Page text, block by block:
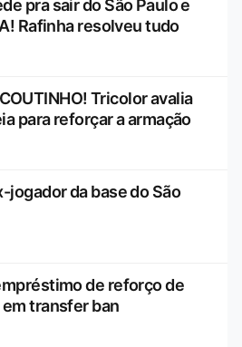
pra sair do São Paulo e
Rafinha resolveu tudo
Tricolor avalia
para reforçar a armação
jogador da base do São
de reforço de
transfer ban